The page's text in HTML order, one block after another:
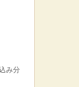
み分